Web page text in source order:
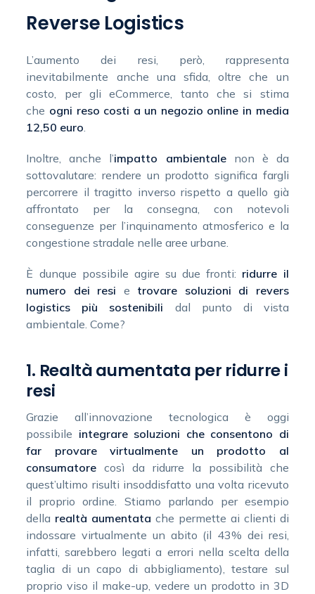
Reverse Logistics
L’aumento dei resi, però, rappresenta
inevitabilmente anche una sfida, oltre che un
costo, per gli eCommerce, tanto che si stima
che ogni reso costi a un negozio online in media
12,50 euro
Inoltre, anche l’impatto ambientale non è da
sottovalutare: rendere un prodotto significa fargli
percorrere il tragitto inverso rispetto a quello già
affrontato per la consegna, con notevoli
conseguenze per l’inquinamento atmosferico e la
congestione stradale nelle aree urbane.
È dunque possibile agire su due fronti: ridurre il
numero dei resi e trovare soluzioni di revers
logistics più sostenibili dal punto di vista
ambientale. Come?
1. Realtà aumentata per ridurre i
resi
Grazie all’innovazione tecnologica è oggi
possibile integrare soluzioni che consentono di
far provare virtualmente un prodotto al
consumatorecosì da ridurre la possibilità che
quest’ultimo risulti insoddisfatto una volta ricevuto
il proprio ordine. Stiamo parlando per esempio
della realtà aumentata che permette ai clienti di
indossare virtualmente un abito (il 43% dei resi,
infatti, sarebbero legati a errori nella scelta della
taglia di un capo di abbigliamento), testare sul
proprio viso il make-up, vedere un prodotto in 3D